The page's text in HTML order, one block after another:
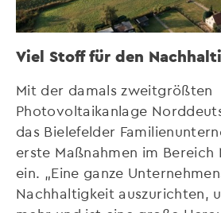
Viel Stoff für den
Mit der damals zweitgrößten
Photovoltaikanlage
das Bielefelder
erste Maßnahmen im Bereich
ein. „Eine ganze
Nachhaltigkeit auszurichten,